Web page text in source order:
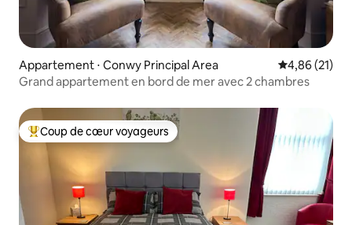
Appartement ⋅ Conwy Principal Area Évaluation
4,86 (21)
Grand appartement en bord de mer avec 2 chambres
Coups de cœur voyageurs les plus appréciés
Coup de cœur voyageurs